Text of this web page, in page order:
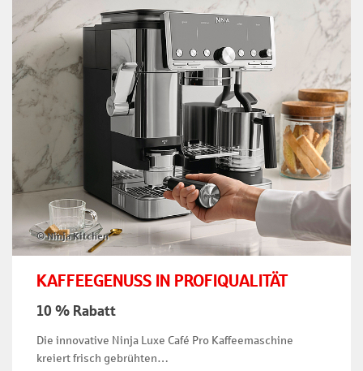
© Ninja Kitchen
KAFFEEGENUSS IN PROFIQUALITÄT
10 % Rabatt
Die innovative Ninja Luxe Café Pro Kaffeemaschine
kreiert frisch gebrühten…